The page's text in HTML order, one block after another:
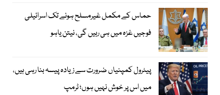
حماس کے مکمل غیرمسلح ہونے تک اسرائیلی
فوجیں غزہ میں ہی رہیں گی، نیتن یاہو
پیٹرول کمپنیاں ضرورت سے زیادہ پیسہ بنا رہی ہیں،
میں اس پر خوش نہیں ہوں؛ ٹرمپ